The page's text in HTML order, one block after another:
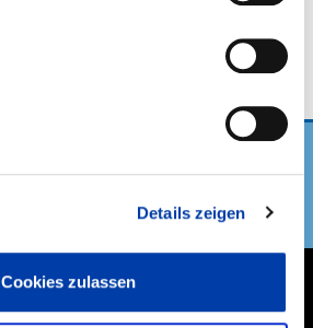
Details zeigen
Cookies zulassen